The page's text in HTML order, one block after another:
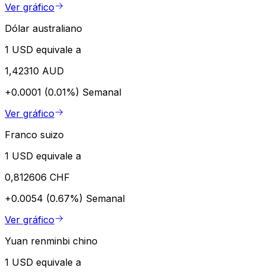
Ver gráfico
Dólar australiano
1 USD equivale a
1,42310 AUD
+0.0001 (0.01%) Semanal
Ver gráfico
Franco suizo
1 USD equivale a
0,812606 CHF
+0.0054 (0.67%) Semanal
Ver gráfico
Yuan renminbi chino
1 USD equivale a